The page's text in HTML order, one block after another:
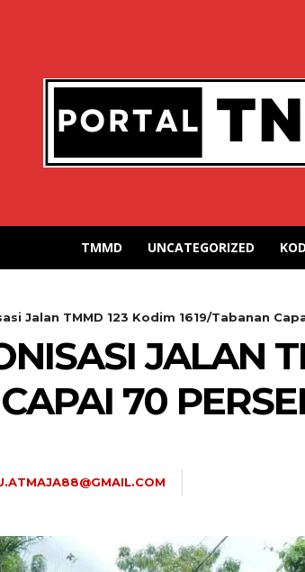
TMMD UNCATEGORIZED
Jalan TMMD 123 Kodim 1619/Tabanan
JALAN
70